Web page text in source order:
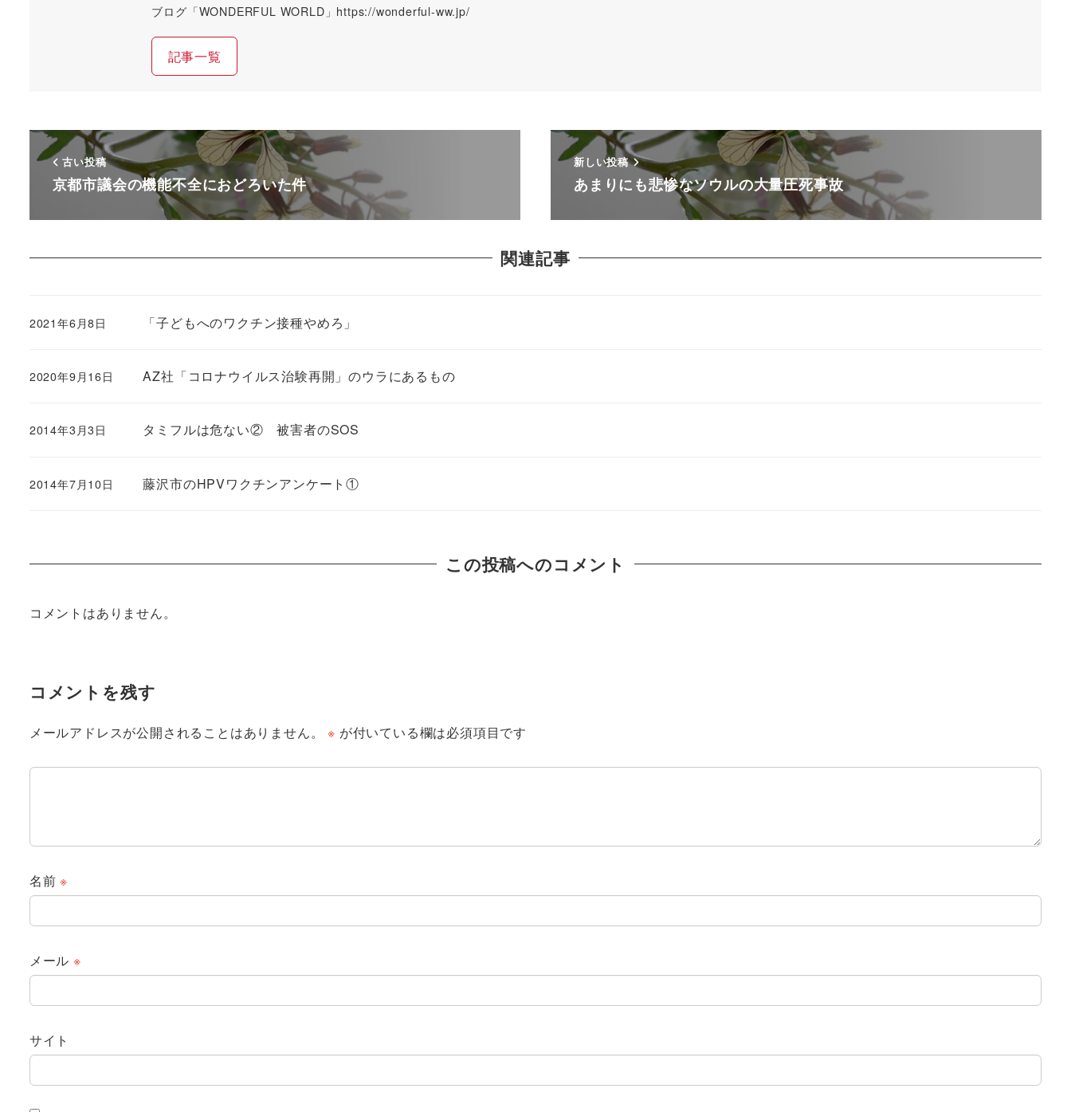
ブログ「WONDERFUL WORLD」https://wonderful-ww.jp/
記事一覧
古い投稿
京都市議会の機能不全におどろいた件
新しい投稿
あまりにも悲惨なソウルの大量圧死事故
関連記事
「子どもへのワクチン接種やめろ」
2021年6月8日
AZ社「コロナウイルス治験再開」のウラにあるもの
2020年9月16日
タミフルは危ない② 被害者のSOS
2014年3月3日
藤沢市のHPVワクチンアンケート①
2014年7月10日
この投稿へのコメント
コメントはありません。
コメントを残す
メールアドレスが公開されることはありません。 ※ が付いている欄は必須項目です
名前※
メール ※
サイト